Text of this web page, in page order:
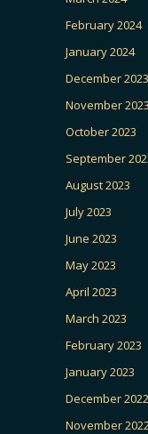
February 2024
January 2024
December 2023
November 2023
October 2023
September
August 2023
July 2023
June 2023
May 2023
April 2023
March 2023
February 2023
January 2023
December 2022
November